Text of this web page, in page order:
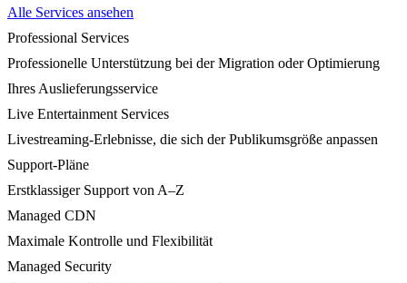
Alle Services ansehen
Professional Services
Professionelle Unterstützung bei der Migration oder Optimierung
Ihres Auslieferungsservice
Live Entertainment Services
Livestreaming-Erlebnisse, die sich der Publikumsgröße anpassen
Support-Pläne
Erstklassiger Support von A–Z
Managed CDN
Maximale Kontrolle und Flexibilität
Managed Security